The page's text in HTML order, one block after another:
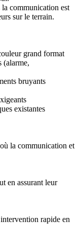
la communication est
sur le terrain.
grand format
(alarme,
bruyants
existantes
la communication et
en assurant leur
rapide en